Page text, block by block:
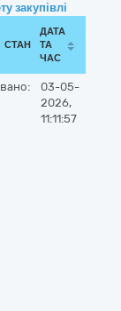
закупівлі
СТАН
ДАТА
ТА
ЧАС
03-05-
2026,
11:11:57